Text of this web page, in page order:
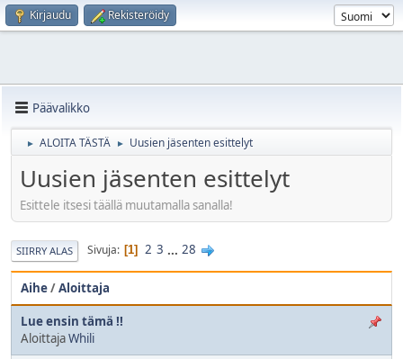
Kirjaudu Rekisteröidy
Päävalikko
► ALOITA TÄSTÄ ► Uusien jäsenten esittelyt
Uusien jäsenten esittelyt
Esittele itsesi täällä muutamalla sanalla!
SIIRRY ALAS Sivuja 1 2 3 ... 28
Aihe/Aloittaja
Lue ensin tämä !!
AloittajaWhili